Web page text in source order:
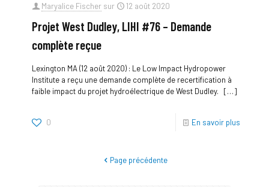
Maryalice Fischer sur 12 août 2020
Projet West Dudley, LIHI #76 – Demande
complète reçue
Lexington MA (12 août 2020) : Le Low Impact Hydropower
Institute a reçu une demande complète de recertification à
faible impact du projet hydroélectrique de West Dudley.
[…]
0 En savoir plus
Page précédente